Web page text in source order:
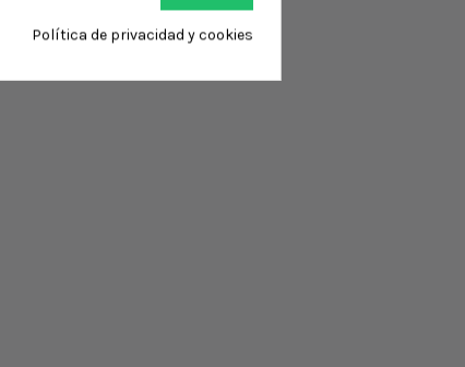
Política de privacidad y cookies